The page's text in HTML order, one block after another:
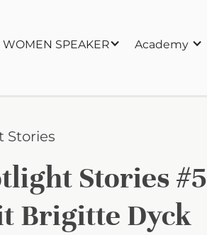
WOMEN SPEAKER Academy
Stories
Stories #5
Brigitte Dyck